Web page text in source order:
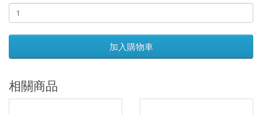
加入購物車
相關商品